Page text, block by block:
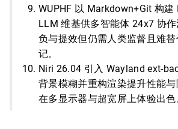
WUPHF 以 Markdown+Git 构建
LLM 维基供多智能体 24x7 协
负与提效但仍需人类监督且难
记。
Niri 26.04 引入 Wayland ext-
背景模糊并重构渲染提升性能
在多显示器与超宽屏上体验出色